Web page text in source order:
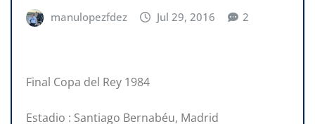
manulopezfdez Jul 29, 2016 2
Final Copa del Rey 1984
Estadio : Santiago Bernabéu, Madrid